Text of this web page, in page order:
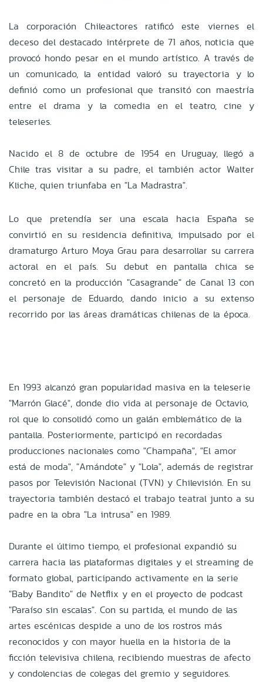
La corporación Chileactores ratificó este viernes el
deceso del destacado intérprete de 71 años, noticia que
provocó hondo pesar en el mundo artístico. A través de
un comunicado, la entidad valoró su trayectoria y lo
definió como un profesional que transitó con maestría
entre el drama y la comedia en el teatro, cine y
teleseries.
Nacido el 8 de octubre de 1954 en Uruguay, llegó a
Chile tras visitar a su padre, el también actor Walter
Kliche, quien triunfaba en "La Madrastra".
Lo que pretendía ser una escala hacia España se
convirtió en su residencia definitiva, impulsado por el
dramaturgo Arturo Moya Grau para desarrollar su carrera
actoral en el país. Su debut en pantalla chica se
concretó en la producción "Casagrande" de Canal 13 con
el personaje de Eduardo, dando inicio a su extenso
recorrido por las áreas dramáticas chilenas de la época.
En 1993 alcanzó gran popularidad masiva en la teleserie
"Marrón Glacé", donde dio vida al personaje de Octavio,
rol que lo consolidó como un galán emblemático de la
pantalla. Posteriormente, participó en recordadas
producciones nacionales como "Champaña", "El amor
está de moda", "Amándote" y "Lola", además de registrar
pasos por Televisión Nacional (TVN) y Chilevisión. En su
trayectoria también destacó el trabajo teatral junto a su
padre en la obra "La intrusa" en 1989.
Durante el último tiempo, el profesional expandió su
carrera hacia las plataformas digitales y el streaming de
formato global, participando activamente en la serie
"Baby Bandito" de Netflix y en el proyecto de podcast
"Paraíso sin escalas". Con su partida, el mundo de las
artes escénicas despide a uno de los rostros más
reconocidos y con mayor huella en la historia de la
ficción televisiva chilena, recibiendo muestras de afecto
y condolencias de colegas del gremio y seguidores.